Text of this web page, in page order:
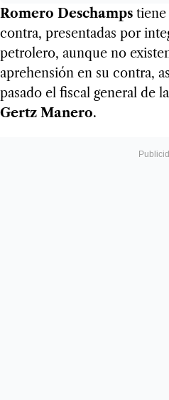
Romero Deschamps tiene
contra, presentadas por
petrolero, aunque no
aprehensión en su contra,
pasado el fiscal general de
Gertz Manero.